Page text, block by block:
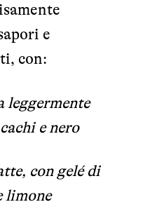
e
con:
leggermente
e nero
con gelé di
limone